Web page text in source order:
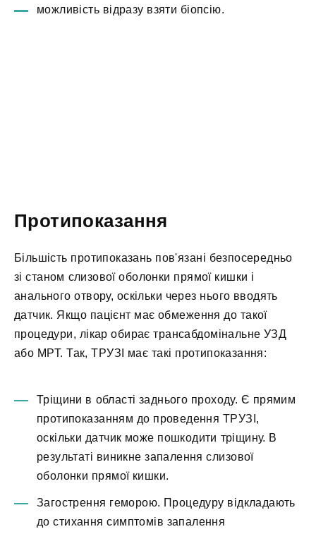
можливість відразу взяти біопсію.
Протипоказання
Більшість протипоказань пов'язані безпосередньо
зі станом слизової оболонки прямої кишки і
анального отвору, оскільки через нього вводять
датчик. Якщо пацієнт має обмеження до такої
процедури, лікар обирає трансабдомінальне УЗД
або МРТ. Так, ТРУЗІ має такі протипоказання:
Тріщини в області заднього проходу. Є прямим
протипоказанням до проведення ТРУЗІ,
оскільки датчик може пошкодити тріщину. В
результаті виникне запалення слизової
оболонки прямої кишки.
Загострення геморою. Процедуру відкладають
до стихання симптомів запалення